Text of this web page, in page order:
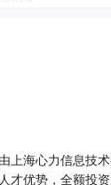
上海心力信息技
才优势，全额投